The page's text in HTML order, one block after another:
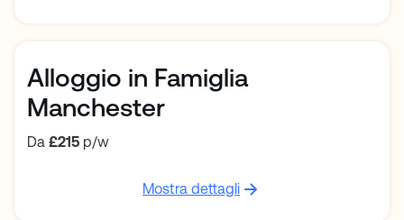
Alloggio in Famiglia
Manchester
Da £215 p/w
Mostra dettagli